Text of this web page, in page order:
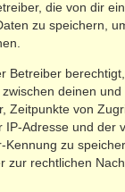
die von dir
zu speichern,
Betreiber
deinen
Zeitpunkte von
IP-Adresse und der
Kennung zu
zur rechtlichen